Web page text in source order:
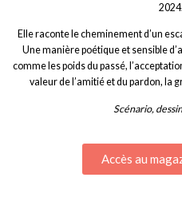
2024.
Elle raconte le cheminement d’un
Une manière poétique et sensible
comme les poids du passé,
valeur de l’amitié et du pardon, la
Scénario,
Accès au